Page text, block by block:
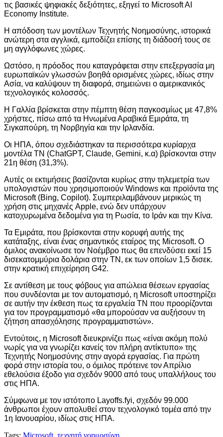
τις βασικές ψηφιακές δεξιότητες, εξηγεί το Microsoft AI
Economy Institute.
Η απόδοση των μοντέλων Τεχνητής Νοημοσύνης, ιστορικά
ανώτερη στα αγγλικά, εμποδίζει επίσης τη διάδοσή τους σε
μη αγγλόφωνες χώρες.
Ωστόσο, η πρόοδος που καταγράφεται στην επεξεργασία μη
ευρωπαϊκών γλωσσών βοηθά ορισμένες χώρες, ιδίως στην
Ασία, να καλύψουν τη διαφορά, σημειώνει ο αμερικανικός
τεχνολογικός κολοσσός.
Η Γαλλία βρίσκεται στην πέμπτη θέση παγκοσμίως με 47,8%
χρήστες, πίσω από τα Ηνωμένα Αραβικά Εμιράτα, τη
Σιγκαπούρη, τη Νορβηγία και την Ιρλανδία.
Οι ΗΠΑ, όπου σχεδιάστηκαν τα περισσότερα κυρίαρχα
μοντέλα ΤΝ (ChatGPT, Claude, Gemini, κ.α) βρίσκονται στην
21η θέση (31,3%).
Αυτές οι εκτιμήσεις βασίζονται κυρίως στην τηλεμετρία των
υπολογιστών που χρησιμοποιούν Windows και προϊόντα της
Microsoft (Bing, Copilot). Συμπεριλαμβάνουν μερικώς τη
χρήση στις μηχανές Apple, ενώ δεν υπάρχουν
κατοχυρωμένα δεδομένα για τη Ρωσία, το Ιράν και την Κίνα.
Τα Εμιράτα, που βρίσκονται στην κορυφή αυτής της
κατάταξης, είναι ένας σημαντικός εταίρος της Microsoft. Ο
όμιλος ανακοίνωσε τον Νοέμβρο πως θα επενδύσει εκεί 15
δισεκατομμύρια δολάρια στην ΤΝ, εκ των οποίων 1,5 δισεκ.
στην κρατική επιχείρηση G42.
Σε αντίθεση με τους φόβους για απώλεια θέσεων εργασίας
που συνδέονται με τον αυτοματισμό, η Microsoft υποστηρίζει
σε αυτήν την έκθεση πως τα εργαλεία ΤΝ που προορίζονται
για τον προγραμματισμό «θα μπορούσαν να αυξήσουν τη
ζήτηση απασχόλησης προγραμματιστών».
Εντούτοις, η Microsoft διευκρινίζει πως «είναι ακόμη πολύ
νωρίς για να γνωρίζει κανείς τον πλήρη αντίκτυπο» της
Τεχνητής Νοημοσύνης στην αγορά εργασίας. Για πρώτη
φορά στην ιστορία του, ο όμιλος πρότεινε τον Απρίλιο
εθελούσια έξοδο για σχεδόν 9000 από τους υπαλλήλους του
στις ΗΠΑ.
Σύμφωνα με τον ιστότοπο Layoffs.fyi, σχεδόν 99.000
άνθρωποι έχουν απολυθεί στον τεχνολογικό τομέα από την
1η Ιανουαρίου, ιδίως στις ΗΠΑ.
Tags: Microsoft τεχνητή νοημοσύνη